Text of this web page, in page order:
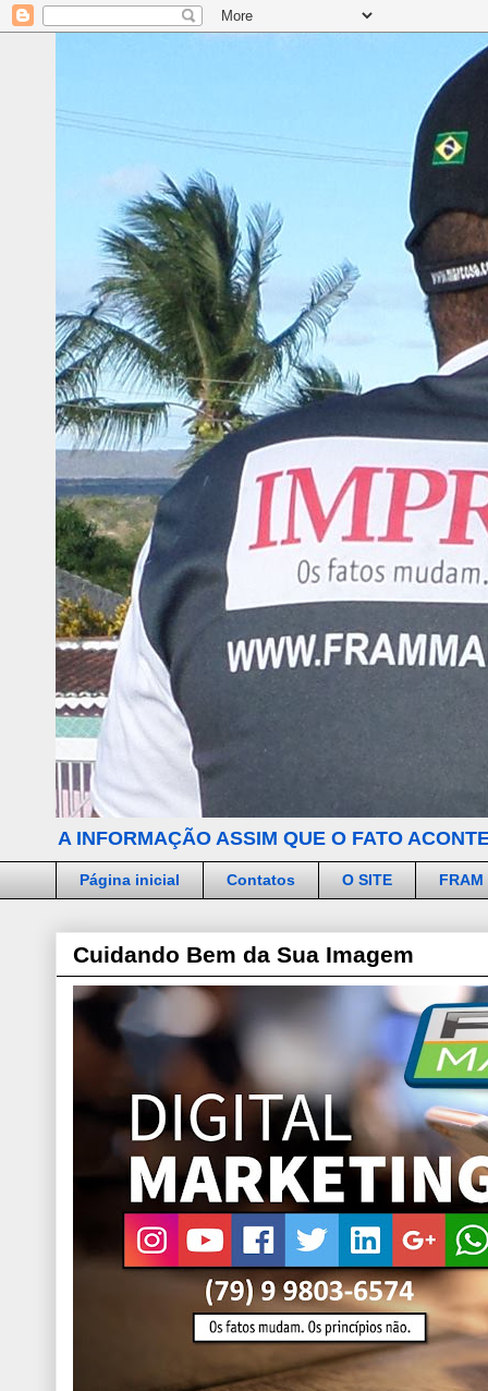
A INFORMAÇÃO ASSIM QUE O FATO
Página inicial Contatos O SITE FRAM
Cuidando Bem da Sua Imagem